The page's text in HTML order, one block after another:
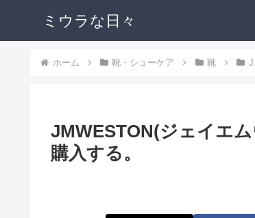
ミウラな日々
ホーム 靴・シューケア 靴
JMWESTON(ジェイエ
購入する。